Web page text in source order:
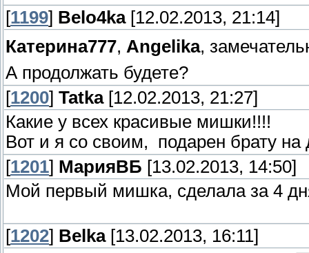
[1199] Belo4ka[12.02.2013, 21:14]
Катерина777, Angelika,
А продолжать будете?
[1200] Tatka[12.02.2013, 21:27]
Какие у всех красивые мишки!!!!
Вот и я со своим,
подарен брату
[1201] МарияВБ [13.02.2013, 14:50]
Мой первый мишка, сделала за 4
[1202] Belka[13.02.2013, 16:11]